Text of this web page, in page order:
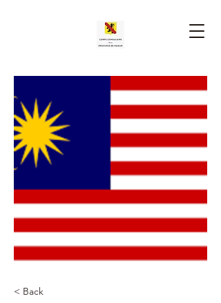
< Back